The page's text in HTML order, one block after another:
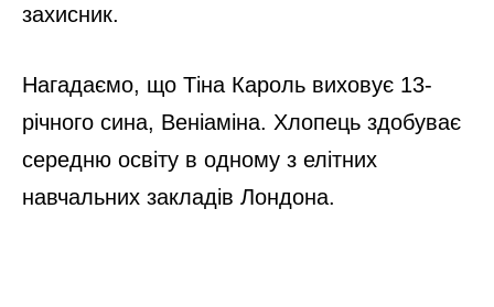
захисник.
Нагадаємо, що Тіна Кароль виховує 13-
річного сина, Веніаміна. Хлопець здобуває
середню освіту в одному з елітних
навчальних закладів Лондона.